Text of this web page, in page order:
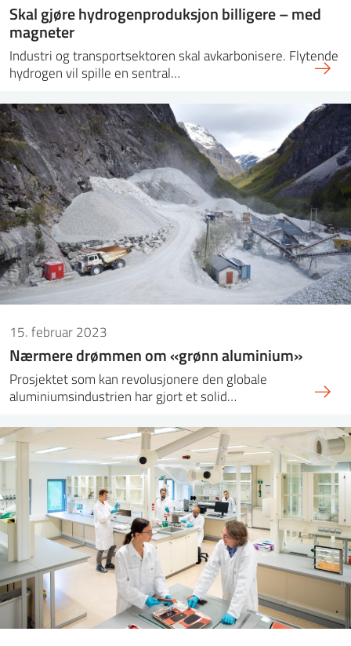
Skal gjøre hydrogenproduksjon billigere – med
magneter
Industri og transportsektoren skal avkarbonisere. Flytende
hydrogen vil spille en sentral…
15. februar 2023
Nærmere drømmen om «grønn aluminium»
Prosjektet som kan revolusjonere den globale
aluminiumsindustrien har gjort et solid…